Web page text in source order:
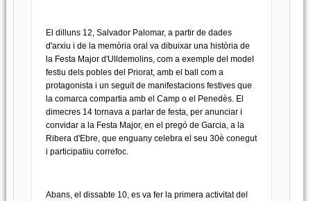
El dilluns 12, Salvador Palomar, a partir de dades
d'arxiu i de la memòria oral va dibuixar una història de
la Festa Major d'Ulldemolins, com a exemple del model
festiu dels pobles del Priorat, amb el ball com a
protagonista i un seguit de manifestacions festives que
la comarca compartia amb el Camp o el Penedès. El
dimecres 14 tornava a parlar de festa, per anunciar i
convidar a la Festa Major, en el pregó de Garcia, a la
Ribera d'Ebre, que enguany celebra el seu 30è conegut
i participatiiu correfoc.
Abans, el dissabte 10, es va fer la primera activitat del